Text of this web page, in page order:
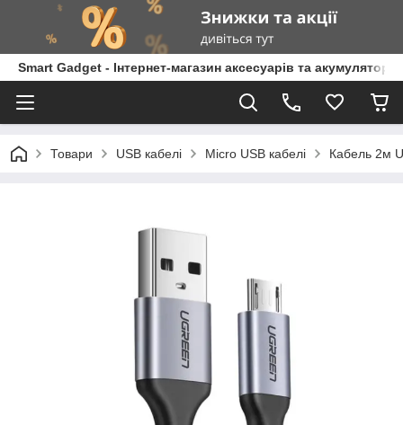
Smart Gadget - Інтернет-магазин аксесуарів та акумуляторів
Товари USB кабелі Micro USB кабелі Кабель 2м